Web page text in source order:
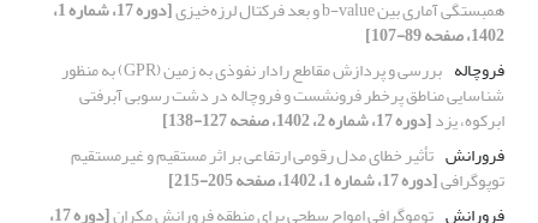
همبستگی آماری بین b-value و بعد فرکتال لرزه‌خیزی [دوره 17، شماره 1،
1402، صفحه 89-107]
فروچاله
بررسی و پردازش مقاطع رادار نفوذی به زمین (GPR) به منظور
شناسایی مناطق پرخطر فرونشست و فروچاله در دشت رسوبی آبرفتی
ابرکوه، یزد[دوره 17، شماره 2، 1402، صفحه 127-138]
فرورانش تأثیر خطای مدل رقومی ارتفاعی بر اثر مستقیم و غیرمستقیم
توپوگرافی[دوره 17، شماره 1، 1402، صفحه 205-215]
فرورانش توموگرافی امواج سطحی برای منطقه فرورانش مکران [دوره 17،